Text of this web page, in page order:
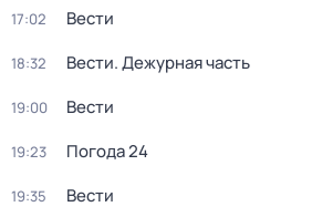
17:02 Вести
18:32 Вести. Дежурная часть
19:00 Вести
19:23 Погода 24
19:35 Вести